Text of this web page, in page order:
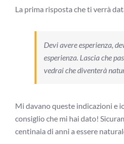
La prima risposta che ti verrà
Devi avere esperienza,
esperienza. Lascia che
vedrai che diventerà
Mi davano queste indicazioni e
consiglio che mi hai dato!
centinaia di anni a essere